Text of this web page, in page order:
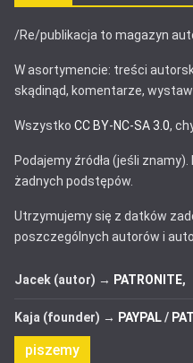
/Re/publikacja to magazyn
W asortymencie: treści
skądinąd, komentarze,
Wszystko CC BY-NC-SA 3.0,
Podajemy źródła (jeśli
żadnych podstępów.
Utrzymujemy się z datków
poszczególnych autorów i
Jacek (autor) → PATRONITE,
Kaja (founder) → PAYPAL/
piszemy